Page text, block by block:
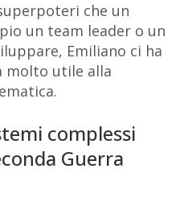
che un
un team leader o un
Emiliano ci ha
molto utile alla
complessi
Guerra